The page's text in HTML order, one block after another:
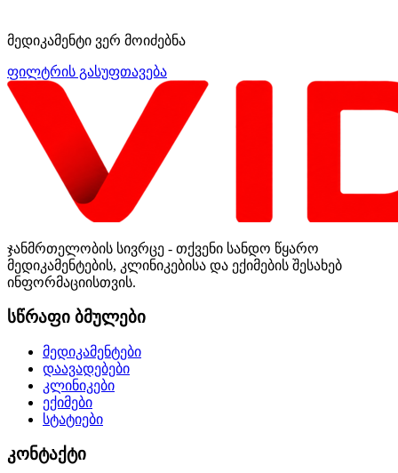
მედიკამენტი ვერ მოიძებნა
ფილტრის გასუფთავება
ჯანმრთელობის სივრცე - თქვენი სანდო წყარო
მედიკამენტების, კლინიკებისა და ექიმების შესახებ
ინფორმაციისთვის.
სწრაფი ბმულები
მედიკამენტები
დაავადებები
კლინიკები
ექიმები
სტატიები
კონტაქტი